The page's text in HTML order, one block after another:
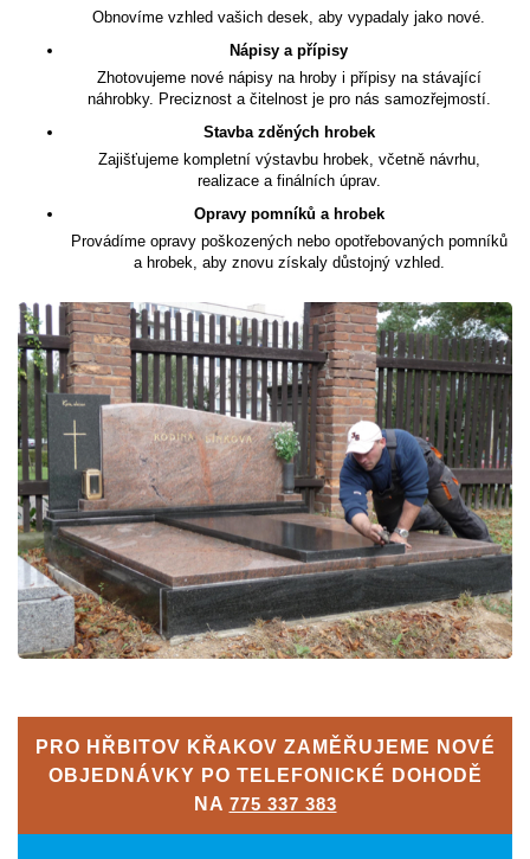
Obnovíme vzhled vašich desek, aby vypadaly jako nové.
Nápisy a přípisy
Zhotovujeme nové nápisy na hroby i přípisy na stávající
náhrobky. Preciznost a čitelnost je pro nás samozřejmostí.
Stavba zděných hrobek
Zajišťujeme kompletní výstavbu hrobek, včetně návrhu,
realizace a finálních úprav.
Opravy pomníků a hrobek
Provádíme opravy poškozených nebo opotřebovaných pomníků
a hrobek, aby znovu získaly důstojný vzhled.
PRO HŘBITOV KŘAKOV ZAMĚŘUJEME NOVÉ
OBJEDNÁVKY PO TELEFONICKÉ DOHODĚ
NA 775 337 383